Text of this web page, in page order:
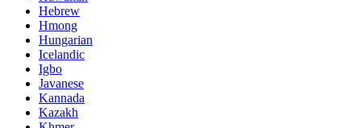
Hebrew
Hmong
Hungarian
Icelandic
Igbo
Javanese
Kannada
Kazakh